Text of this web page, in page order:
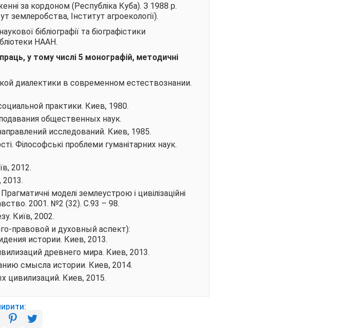
за кордоном (Республіка Куба). З 1988 р.
Інститут агроекології).
бібліографії та біографістики
НААН.
у тому числі 5 монографій, методичні
диалектики в современном естествознании.
практики. Киев, 1980.
общественных наук.
исследований. Киев, 1985.
Філософські проблеми гуманітарних наук.
2012.
моделі землеустрою і цивілізаційні
. 2001. №2 (32). С.93 – 98.
Київ, 2002.
правовой и духовный аспект):
истории. Киев, 2013.
древнего мира. Киев, 2013.
смысла истории. Киев, 2014.
цивилизаций. Киев, 2015.